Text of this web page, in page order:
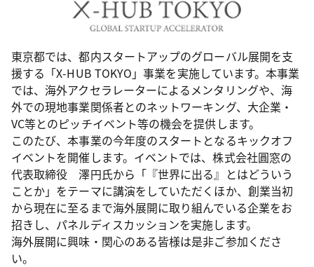
東京都では、都内スタートアップのグローバル展開を支
援する「X-HUB TOKYO」事業を実施しています。本事業
では、海外アクセラレーターによるメンタリングや、海
外での現地事業関係者とのネットワーキング、大企業・
VC等とのピッチイベント等の機会を提供します。
このたび、本事業の今年度のスタートとなるキックオフ
イベントを開催します。イベントでは、株式会社圓窓の
代表取締役 澤円氏から「『世界に出る』とはどういう
ことか」をテーマに講演をしていただくほか、創業当初
から現在に至るまで海外展開に取り組んでいる企業をお
招きし、パネルディスカッションを実施します。
海外展開に興味・関心のある皆様は是非ご参加くださ
い。